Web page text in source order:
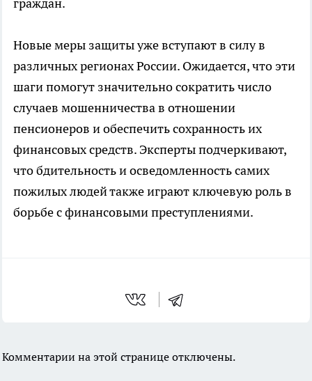
граждан.
Новые меры защиты уже вступают в силу в
различных регионах России. Ожидается, что эти
шаги помогут значительно сократить число
случаев мошенничества в отношении
пенсионеров и обеспечить сохранность их
финансовых средств. Эксперты подчеркивают,
что бдительность и осведомленность самих
пожилых людей также играют ключевую роль в
борьбе с финансовыми преступлениями.
Комментарии на этой странице отключены.